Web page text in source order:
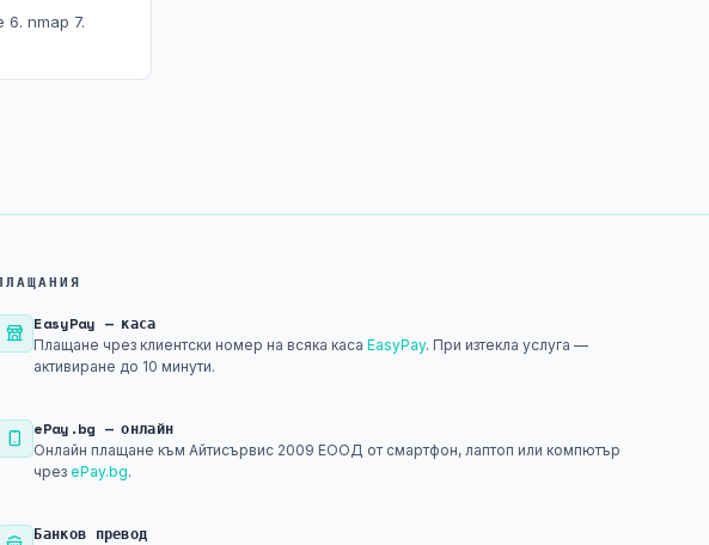
nmap 7.
EasyPay — каса
Плащане чрез клиентски номер на всяка касаEasyPay. При изтекла услуга —
активиране до 10 минути.
ePay.bg — онлайн
Онлайн плащане към Айтисървис 2009 ЕООД от смартфон, лаптоп или компютър
чрезePay.bg.
Банков превод